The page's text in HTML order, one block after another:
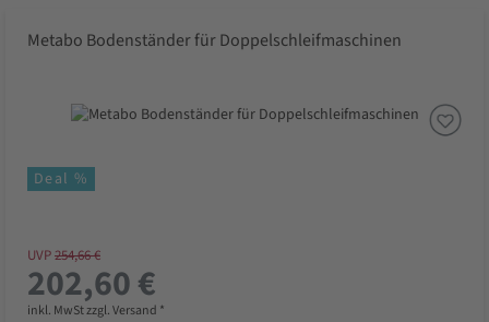
Metabo Bodenständer für Doppelschleifmaschinen
Deal %
UVP254,66 €
202,60 €
inkl. MwSt zzgl. Versand *